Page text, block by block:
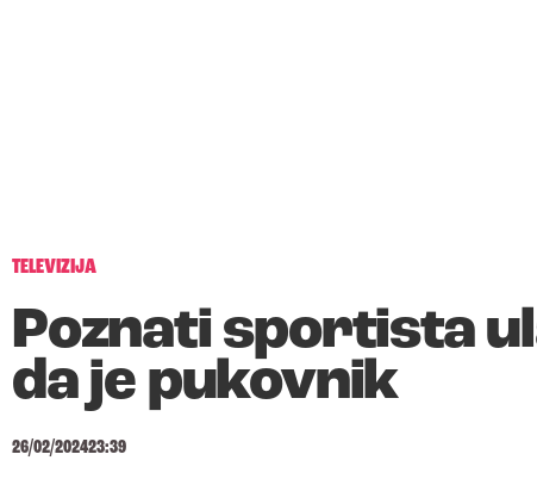
TELEVIZIJA
Poznati sportista
da je pukovnik
26/02/202423:39